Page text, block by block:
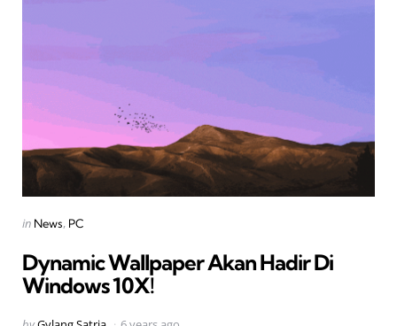
Categories
Posted
in News PC
Dynamic Wallpaper Akan Hadir Di
Windows 10X!